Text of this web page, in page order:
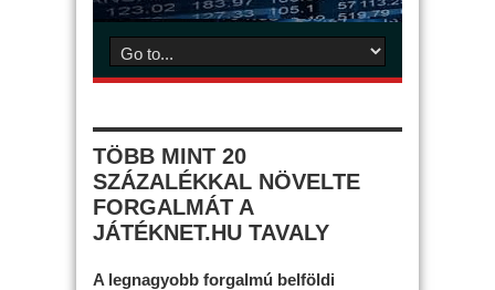
TÖBB MINT 20
SZÁZALÉKKAL NÖVELTE
FORGALMÁT A
JÁTÉKNET.HU TAVALY
A legnagyobb forgalmú belföldi